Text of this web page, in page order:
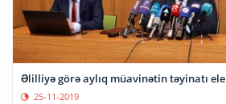
Əlilliyə görə aylıq müavinətin təyinatı
25-11-2019